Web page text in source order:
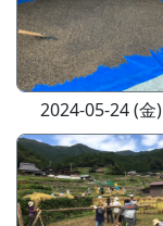
2024-05-24 (金)